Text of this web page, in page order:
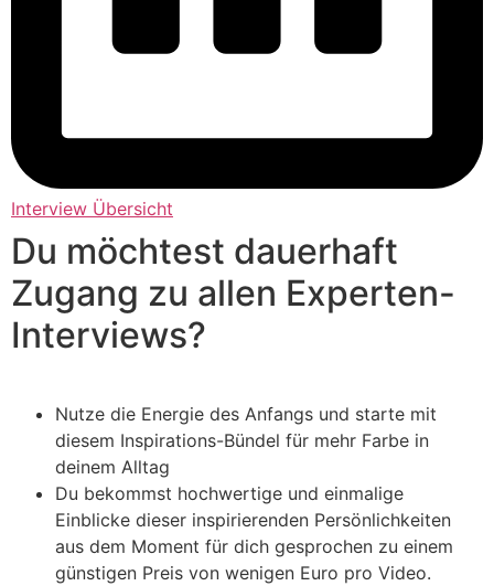
Interview Übersicht
Du möchtest dauerhaft
Zugang zu allen Experten-
Interviews?
Nutze die Energie des Anfangs und starte mit
diesem Inspirations-Bündel für mehr Farbe in
deinem Alltag
Du bekommst hochwertige und einmalige
Einblicke dieser inspirierenden Persönlichkeiten
aus dem Moment für dich gesprochen zu einem
günstigen Preis von wenigen Euro pro Video.